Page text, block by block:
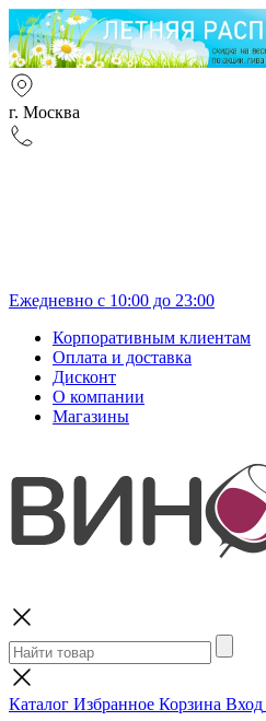
г. Москва
Ежедневно с 10:00 до 23:00
Корпоративным клиентам
Оплата и доставка
Дисконт
О компании
Магазины
Каталог Избранное Корзина Вход